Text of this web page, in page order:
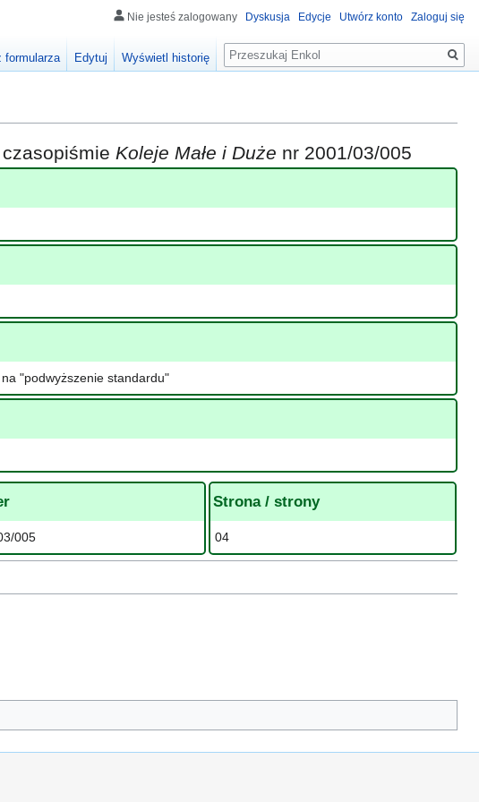
Koleje Małe i Duże nr 2001/03/005
"podwyższenie standardu"
005
Strona / strony
04
Nie jesteś zalogowany Dyskusja Edycje Utwórz konto Zaloguj się
formularza Edytuj Wyświetl historię
Szukaj